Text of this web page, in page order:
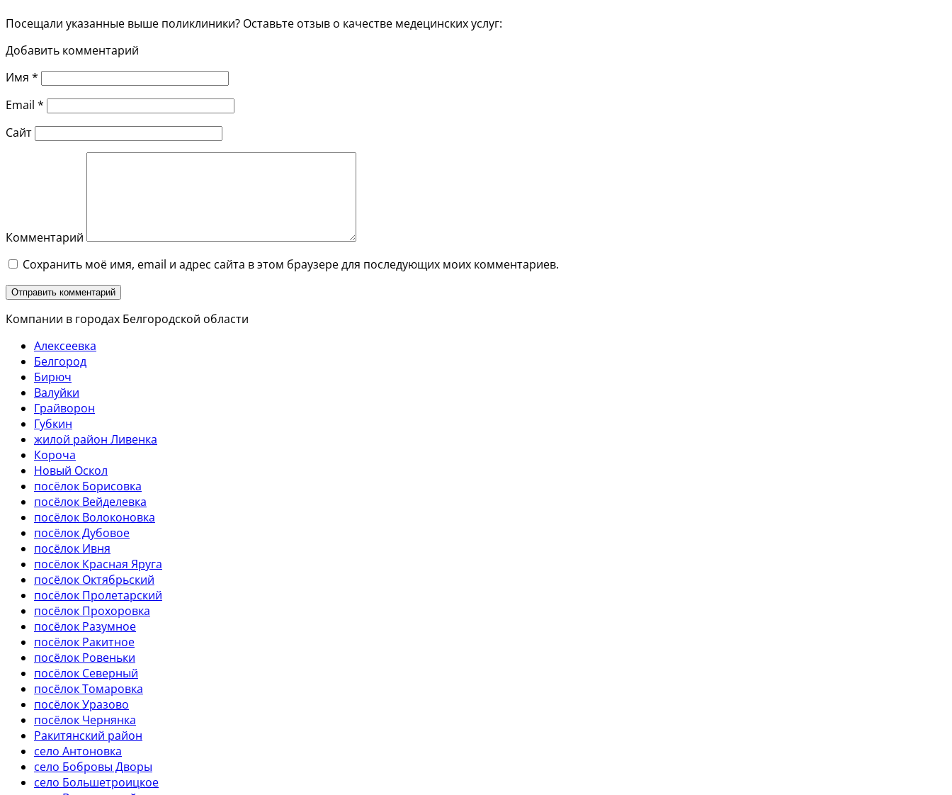
Посещали указанные выше поликлиники? Оставьте отзыв о качестве медецинских услуг:
Добавить комментарий
Имя *
Email *
Сайт
Комментарий
Сохранить моё имя, email и адрес сайта в этом браузере для последующих моих комментариев.
Компании в городах Белгородской области
Алексеевка
Белгород
Бирюч
Валуйки
Грайворон
Губкин
жилой район Ливенка
Короча
Новый Оскол
посёлок Борисовка
посёлок Вейделевка
посёлок Волоконовка
посёлок Дубовое
посёлок Ивня
посёлок Красная Яруга
посёлок Октябрьский
посёлок Пролетарский
посёлок Прохоровка
посёлок Разумное
посёлок Ракитное
посёлок Ровеньки
посёлок Северный
посёлок Томаровка
посёлок Уразово
посёлок Чернянка
Ракитянский район
село Антоновка
село Бобровы Дворы
село Большетроицкое